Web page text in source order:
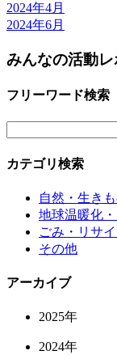
2024年4月
2024年6月
みんなの活動レ
フリーワード検索
カテゴリ検索
自然・生き
地球温暖化
ごみ・リサ
その他
アーカイブ
2025年
2024年